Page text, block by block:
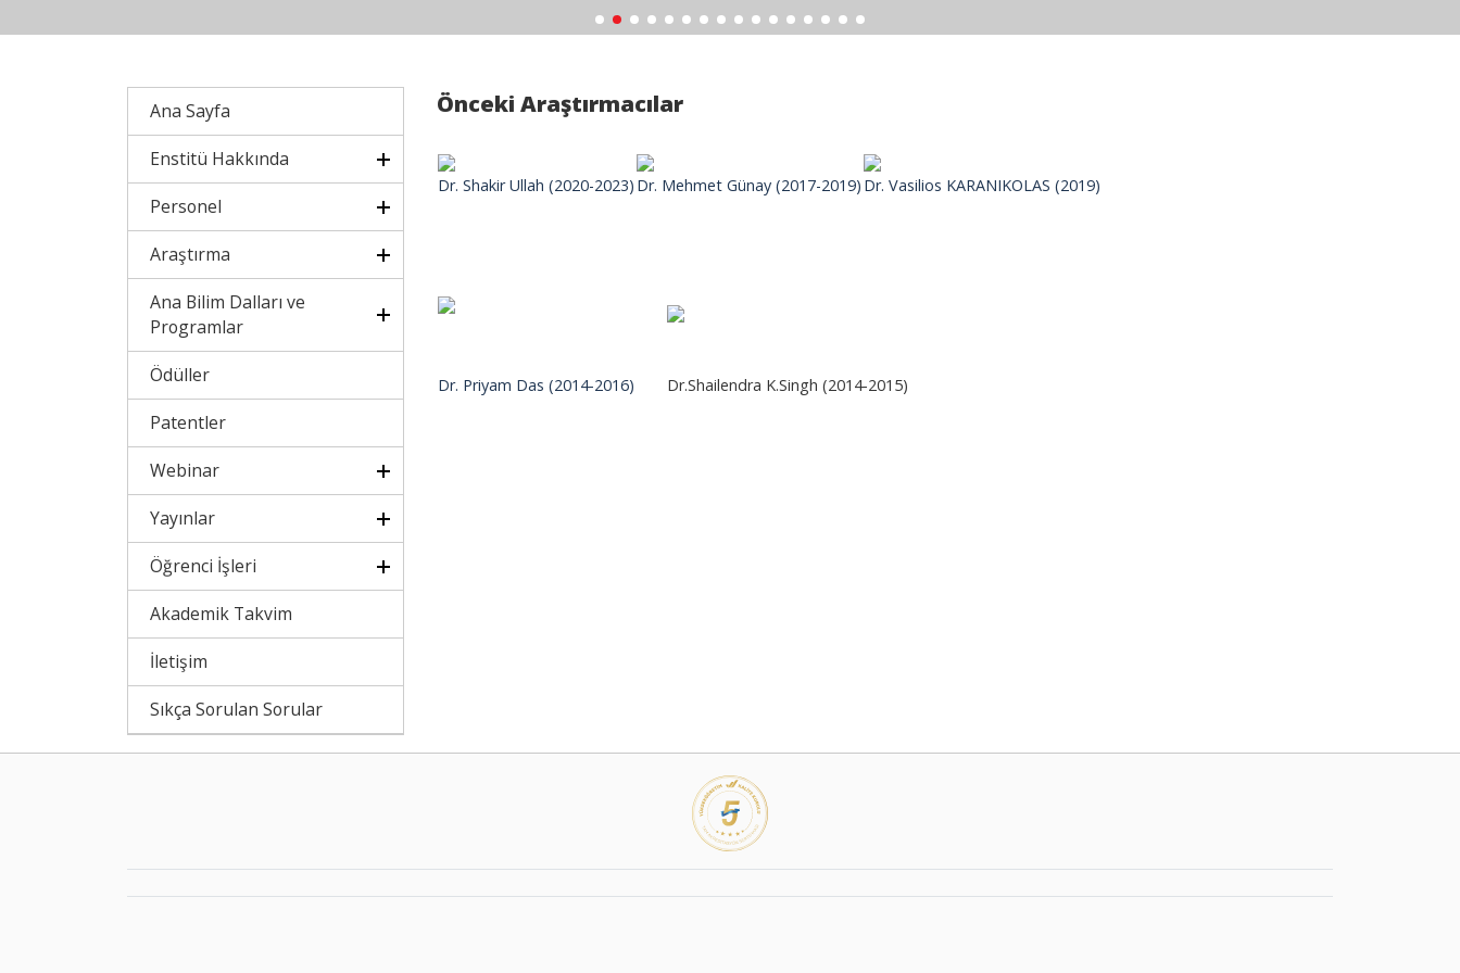
Ana Sayfa
Enstitü Hakkında
Personel
Araştırma
Ana Bilim Dalları ve
Programlar
Ödüller
Patentler
Webinar
Yayınlar
Öğrenci İşleri
Akademik Takvim
İletişim
Sıkça Sorulan Sorular
Önceki Araştırmacılar
Dr. Shakir Ullah (2020-2023) Dr. Mehmet Günay (2017-2019) Dr. Vasilios KARANIKOLAS (2019)
Dr. Priyam Das (2014-2016) Dr.Shailendra K.Singh (2014-2015)